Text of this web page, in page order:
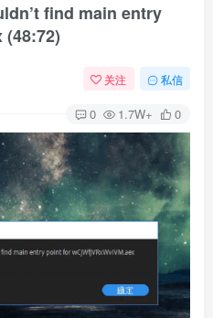
find main entry
关注 私信
0 1.7W+ 0